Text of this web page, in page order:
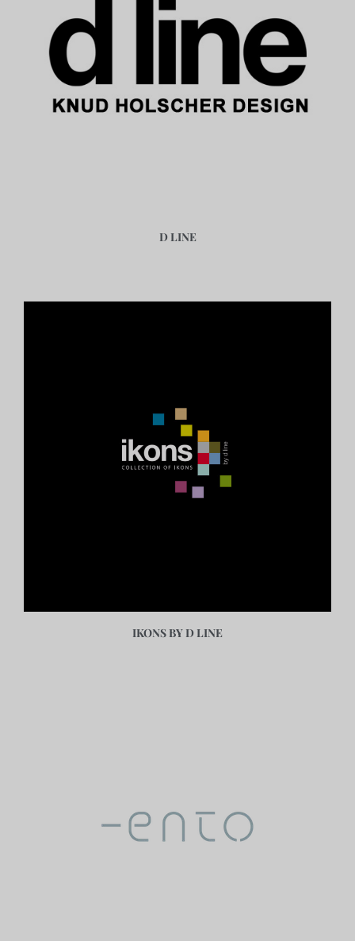
D LINE
IKONS BY D LINE